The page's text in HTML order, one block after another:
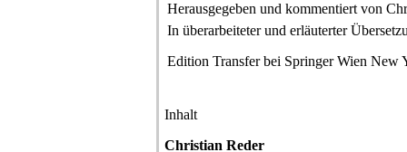
Herausgegeben und kommentiert von
In überarbeiteter und erläuterter
Edition Transfer bei Springer Wien New
Inhalt
Christian Reder